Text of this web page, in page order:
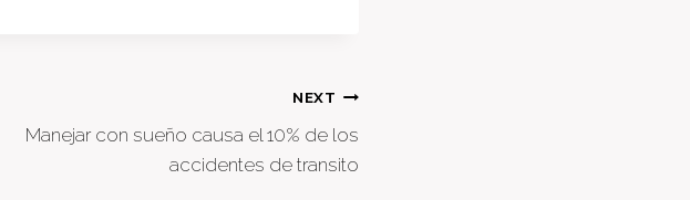
NEXT
Manejar con sueño causa el 10% de los
accidentes de transito